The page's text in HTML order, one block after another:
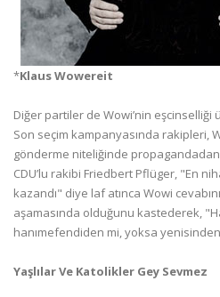
*Klaus Wowereit
Diğer partiler de Wowi’nin
Son seçim kampanyasında rakipleri,
gönderme niteliğinde propagandadan
CDU’lu rakibi Friedbert Pflüger, "En
kazandı" diye laf atınca Wowi
aşamasında olduğunu kastederek,
hanımefendiden mi, yoksa
Yaşlılar Ve Katolikler Gey Sevmez